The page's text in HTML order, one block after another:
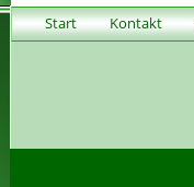
Start Kontakt